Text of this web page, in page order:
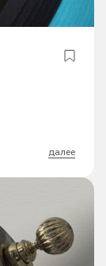
далее